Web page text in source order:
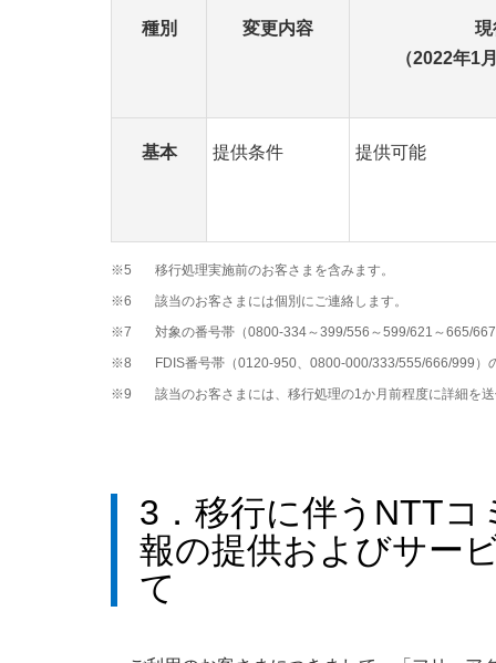
種別 変更内容
現
（2022年1
基本 提供条件 提供可能
※5
移行処理実施前のお客さまを含みます。
※6
該当のお客さまには個別にご連絡します。
※7
対象の番号帯（0800-334～399/556～599/621～665/
※8
FDIS番号帯（0120-950、0800-000/333/555/666/999）
※9
該当のお客さまには、移行処理の1か月前程度に詳細を
3．移行に伴うNTT
報の提供およびサー
て